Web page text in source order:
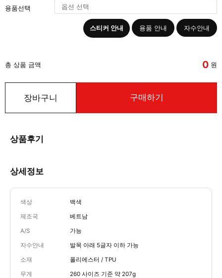
용품선택
스티커 안내 용품 안내 자수안내
총 상품 금액 0 원
장바구니 구매하기
상품후기
상세정보
색상 백색
제조국 베트남
A/S 가능
자수안내 발목 아래 5글자 이하 가능
소재 폴리에스터 / TPU
무게 260 사이즈 기준 약 207g